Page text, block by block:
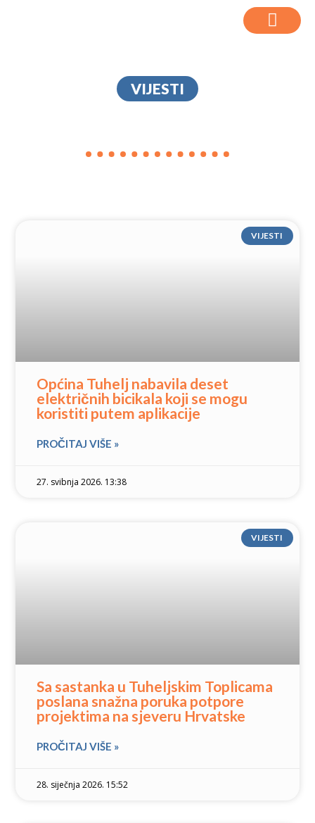
VIJESTI
VIJESTI
Općina Tuhelj nabavila deset
električnih bicikala koji se mogu
koristiti putem aplikacije
PROČITAJ VIŠE »
27. svibnja 2026. 13:38
VIJESTI
Sa sastanka u Tuheljskim Toplicama
poslana snažna poruka potpore
projektima na sjeveru Hrvatske
PROČITAJ VIŠE »
28. siječnja 2026. 15:52